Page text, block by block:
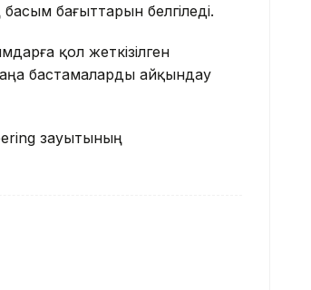
бағыттарын белгіледі.
қол жеткізілген
бастамаларды айқындау
зауытының